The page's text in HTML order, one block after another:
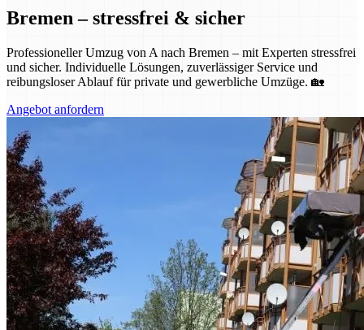
Bremen – stressfrei & sicher
Professioneller Umzug von A nach Bremen – mit Experten stressfrei
und sicher. Individuelle Lösungen, zuverlässiger Service und
reibungsloser Ablauf für private und gewerbliche Umzüge. 🏡
Angebot anfordern